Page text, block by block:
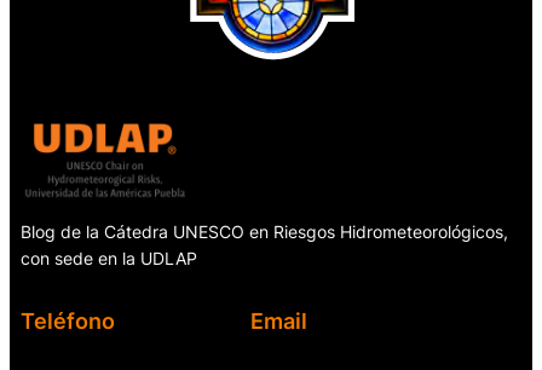
Blog de la Cátedra UNESCO en Riesgos Hidrometeorológicos,
con sede en la UDLAP
Teléfono Email